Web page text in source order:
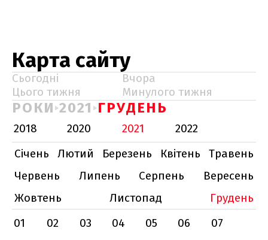
Карта сайту
Сьогодні
Вчора
Цього тижня
Минулого тижня
РОКИ 2021 ГРУДЕНЬ
2018 2020 2021
2022
Січень
Лютий Березень Квітень
Травень
Червень
Липень Серпень
Вересень
Жовтень
Листопад
Грудень
01
02 03 04 05 06
07